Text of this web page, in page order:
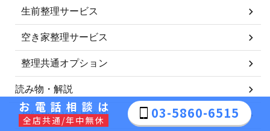
生前整理サービス
空き家整理サービス
整理共通オプション
読み物・解説
相続放棄と遺品整理
お電話相談は
全店共通/年中無休 03-5860-6515